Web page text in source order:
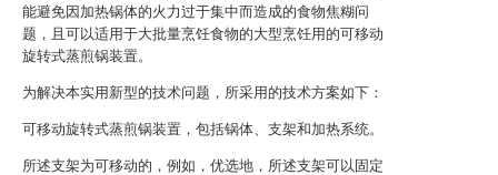
能避免因加热锅体的火力过于集中而造成的食物焦糊问
题，且可以适用于大批量烹饪食物的大型烹饪用的可移动
旋转式蒸煎锅装置。
为解决本实用新型的技术问题，所采用的技术方案如下：
可移动旋转式蒸煎锅装置，包括锅体、支架和加热系统。
所述支架为可移动的，例如，优选地，所述支架可以固定